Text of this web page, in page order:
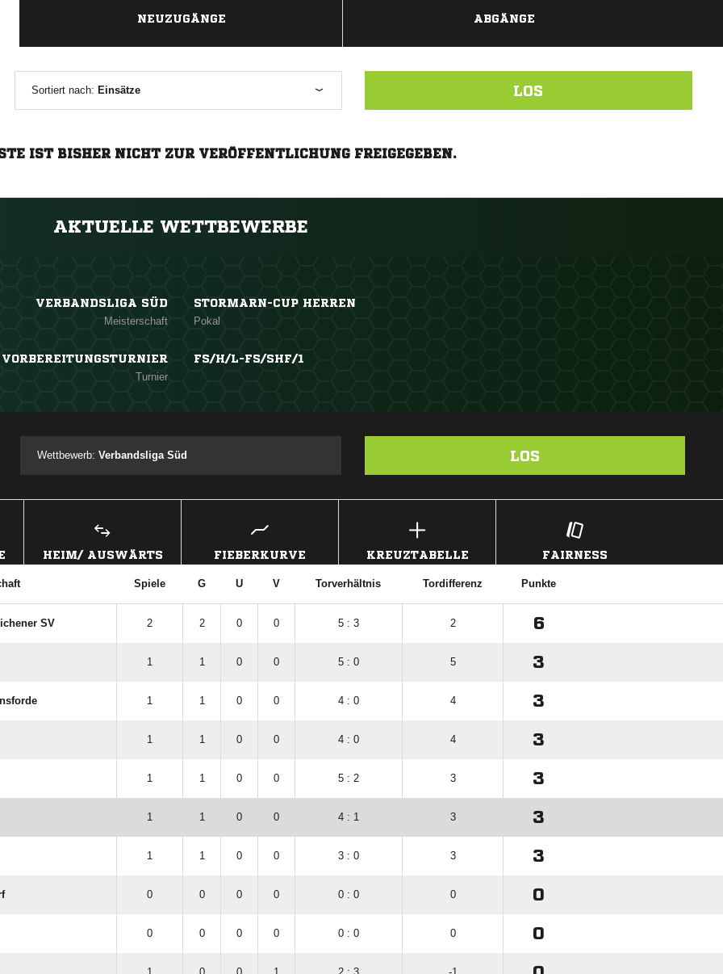
NEUZUGÄNGE ABGÄNGE
Sortiert nach: Einsätze LOS
IST BISHER NICHT ZUR VERÖFFENTLICHUNG FREIGEGEBEN.
AKTUELLE WETTBEWERBE
VERBANDSLIGA SÜD
Meisterschaft
STORMARN-CUP HERREN
Pokal
VORBEREITUNGSTURNIER
Turnier
FS/H/L-FS/SHF/1
Wettbewerb:Verbandsliga Süd LOS
HEIM/ AUSWÄRTS FIEBERKURVE KREUZTABELLE FAIRNESS
Spiele G U V Torverhältnis Tordifferenz Punkte
SV 2 2 0 0 5 : 3 2 6
1 1 0 0 5 : 0 5 3
1 1 0 0 4 : 0 4 3
1 1 0 0 4 : 0 4 3
1 1 0 0 5 : 2 3 3
1 1 0 0 4 : 1 3 3
1 1 0 0 3 : 0 3 3
0 0 0 0 0 : 0 0 0
0 0 0 0 0 : 0 0 0